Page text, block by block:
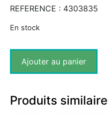
REFERENCE : 4303835
En stock
Ajouter au panier
Produits